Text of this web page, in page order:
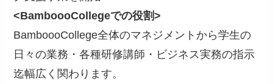
<BamboooCollegeでの役割>
BamboooCollege全体のマネジメントから学生の
日々の業務・各種研修講師・ビジネス実務の指示
迄幅広く関わります。